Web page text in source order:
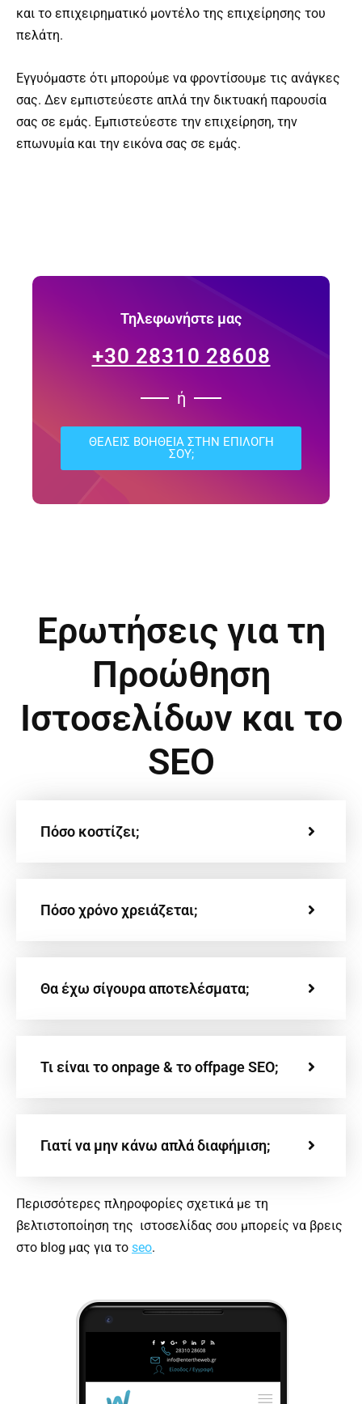
και το επιχειρηματικό μοντέλο της επιχείρησης του
πελάτη.
Εγγυόμαστε ότι μπορούμε να φροντίσουμε τις ανάγκες
σας. Δεν εμπιστεύεστε απλά την δικτυακή παρουσία
σας σε εμάς. Εμπιστεύεστε την επιχείρηση, την
επωνυμία και την εικόνα σας σε εμάς.
Τηλεφωνήστε μας
+30 28310 28608
ή
ΘΈΛΕΙΣ ΒΟΉΘΕΙΑ ΣΤΗΝ ΕΠΙΛΟΓΉ
ΣΟΥ;
Ερωτήσεις για τη
Προώθηση
Ιστοσελίδων και το
SEO
Πόσο κοστίζει;
Πόσο χρόνο χρειάζεται;
Θα έχω σίγουρα αποτελέσματα;
Τι είναι το onpage & το offpage SEO;
Γιατί να μην κάνω απλά διαφήμιση;
Περισσότερες πληροφορίες σχετικά με τη
βελτιστοποίηση της ιστοσελίδας σου μπορείς να βρεις
στο blog μας για το seo.